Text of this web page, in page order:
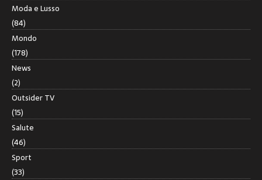
Moda e Lusso
(84)
Mondo
(178)
News
(2)
Outsider TV
(15)
Salute
(46)
Sport
(33)